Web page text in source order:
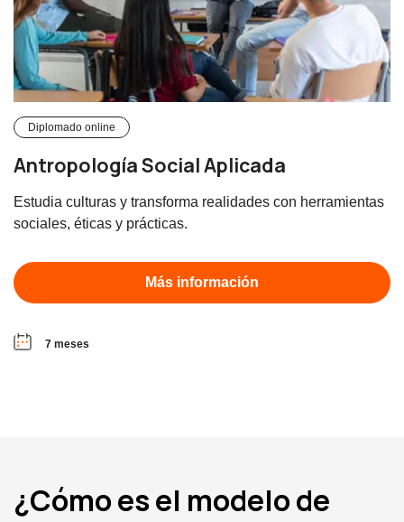
Diplomado online
Antropología Social Aplicada
Estudia culturas y transforma realidades con herramientas
sociales, éticas y prácticas.
Más información
7 meses
¿Cómo es el modelo de